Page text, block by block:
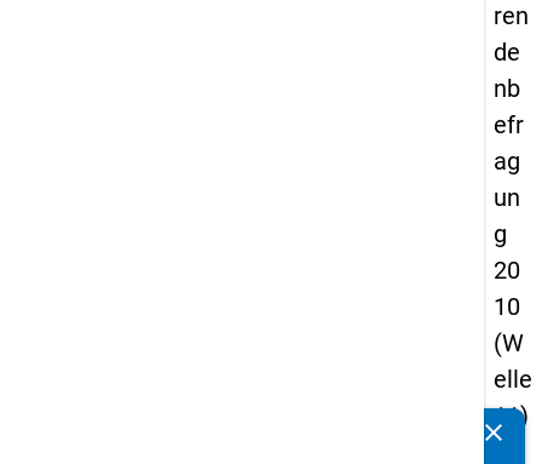
ren
de
nb
efr
ag
un
g
20
10
(W
elle
11)
clear